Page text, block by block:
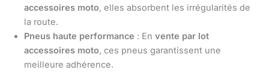
accessoires moto, elles absorbent les irrégularités de
la route.
Pneus haute performance : En vente par lot
accessoires moto, ces pneus garantissent une
meilleure adhérence.